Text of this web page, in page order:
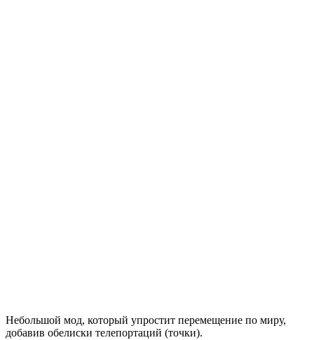
Небольшой мод, который упростит перемещение по миру,
добавив обелиски телепортаций (точки).